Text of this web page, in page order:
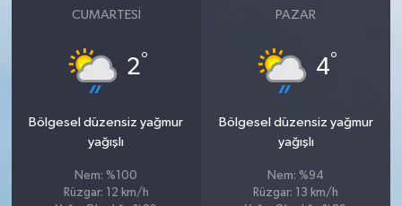
CUMARTESI
2°
Bölgesel düzensiz yağmur
yağışlı
Nem: %100
Rüzgar: 12 km/h
PAZAR
4°
Bölgesel düzensiz yağmur
yağışlı
Nem: %94
Rüzgar: 13 km/h